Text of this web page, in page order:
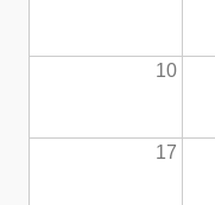
10
17